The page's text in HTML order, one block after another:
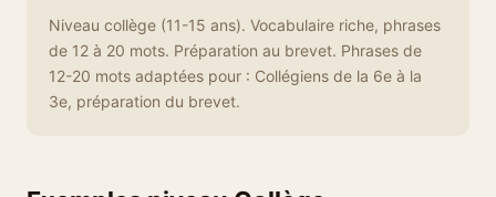
Niveau collège (11-15 ans). Vocabulaire riche, phrases
de 12 à 20 mots. Préparation au brevet. Phrases de
12-20 mots adaptées pour : Collégiens de la 6e à la
3e, préparation du brevet.